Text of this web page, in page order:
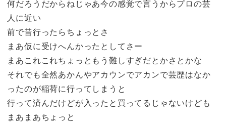
何だろうだからねじゃあ今の感覚で言うからプロの芸
人に近い
前で昔行ったらちょっとさ
まあ仮に受けへんかったとしてさー
まあこれこれちょっともう難しすぎだとかさとかな
それでも全然あかんやアカウンでアカンで芸歴はなか
ったのが稲荷に行ってしまうと
行って済んだけどが入ったと買ってるじゃないけども
まあまあちょっと